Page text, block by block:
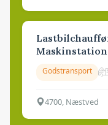
Maskinstation
Godstransport
4700, Næstved